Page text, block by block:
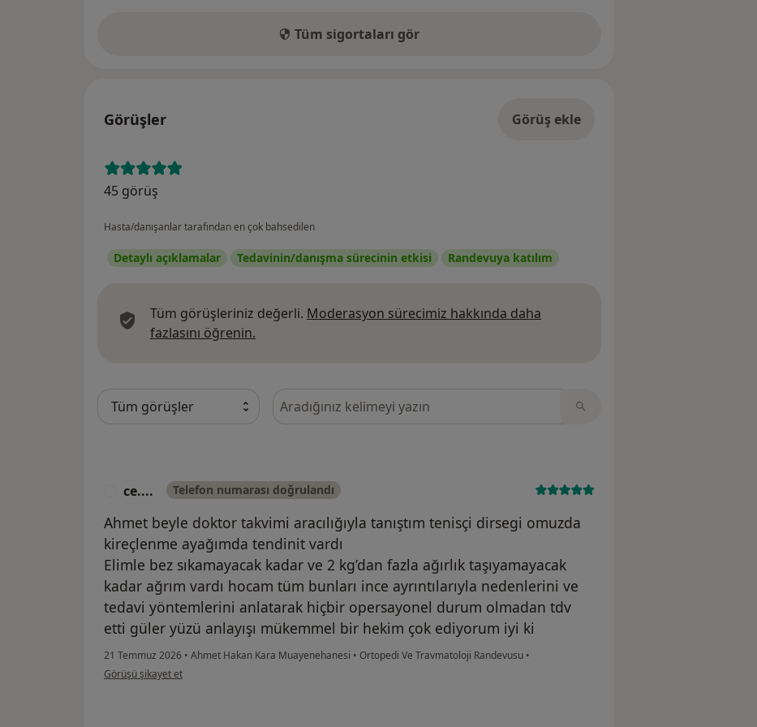
Tüm sigortaları gör
Görüşler Görüş ekle
45 görüş
Hasta/danışanlar tarafından en çok bahsedilen
Detaylı açıklamalar Tedavinin/danışma sürecinin etkisi Randevuya katılım
Tüm görüşleriniz değerli. Moderasyon sürecimiz hakkında daha
fazlasını öğrenin.
Görüşler içerisinde ara
ce.... Telefon numarası doğrulandı
Ahmet beyle doktor takvimi aracılığıyla tanıştım tenisçi dirsegi omuzda
kireçlenme ayağımda tendinit vardı
Elimle bez sıkamayacak kadar ve 2 kg’dan fazla ağırlık taşıyamayacak
kadar ağrım vardı hocam tüm bunları ince ayrıntılarıyla nedenlerini ve
tedavi yöntemlerini anlatarak hiçbir opersayonel durum olmadan tdv
etti güler yüzü anlayışı mükemmel bir hekim çok ediyorum iyi ki
21 Temmuz 2026 • Ahmet Hakan Kara Muayenehanesi • Ortopedi Ve Travmatoloji Randevusu •
kullanıcının görüşüne göre ce....
Görüşü şikayet et